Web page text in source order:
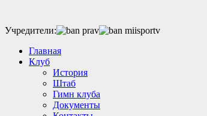
Учредители:
Главная
Клуб
История
Штаб
Гимн клуба
Документы